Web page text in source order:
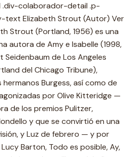
colaborador-detail .p-
Elizabeth Strout (Autor) Ver
Strout (Portland, 1956) es una
autora de Amy e Isabelle (1998,
Seidenbaum de Los Angeles
del Chicago Tribune),
Burgess, así como de
por Olive Kitteridge —
de los premios Pulitzer,
y que se convirtió en una
y Luz de febrero — y por
Barton, Todo es posible, Ay,